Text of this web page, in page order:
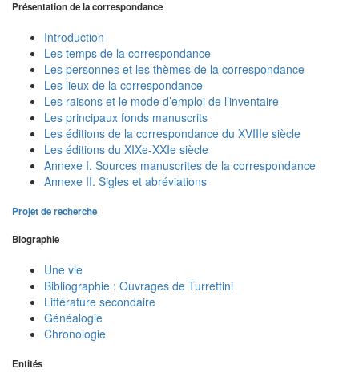
Présentation de la correspondance
Introduction
Les temps de la correspondance
Les personnes et les thèmes de la correspondance
Les lieux de la correspondance
Les raisons et le mode d’emploi de l’inventaire
Les principaux fonds manuscrits
Les éditions de la correspondance du XVIIIe siècle
Les éditions du XIXe-XXIe siècle
Annexe I. Sources manuscrites de la correspondance
Annexe II. Sigles et abréviations
Projet de recherche
Biographie
Une vie
Bibliographie : Ouvrages de Turrettini
Littérature secondaire
Généalogie
Chronologie
Entités